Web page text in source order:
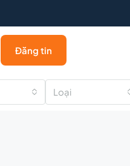
Đăng tin
Loại